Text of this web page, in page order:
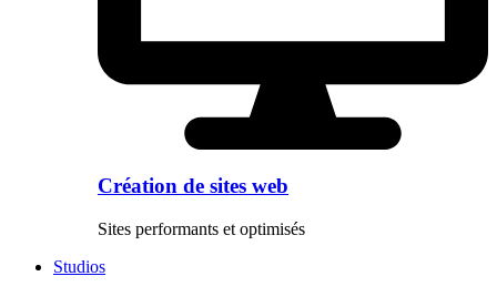
Création de sites web
Sites performants et optimisés
Studios